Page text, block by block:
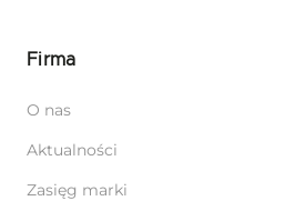
Firma
O nas
Aktualności
Zasięg marki